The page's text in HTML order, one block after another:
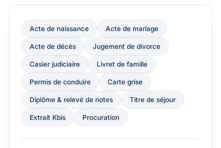
Acte de naissance Acte de mariage
Acte de décès Jugement de divorce
Casier judiciaire Livret de famille
Permis de conduire Carte grise
Diplôme & relevé de notes Titre de séjour
Extrait Kbis Procuration